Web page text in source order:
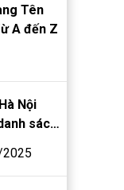
Tên
A đến Z
Nội
sách
được
ký